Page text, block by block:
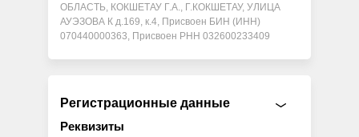
ОБЛАСТЬ, КОКШЕТАУ Г.А., Г.КОКШЕТАУ, УЛИЦА
АУЭЗОВА К д.169, к.4, Присвоен БИН (ИНН)
070440000363, Присвоен РНН 032600233409
Регистрационные данные
Реквизиты